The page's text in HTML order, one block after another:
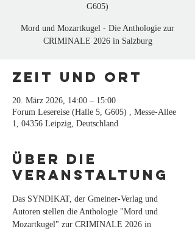
G605)
Mord und Mozartkugel - Die Anthologie zur
CRIMINALE 2026 in Salzburg
Zeit und Ort
20. März 2026, 14:00 – 15:00
Forum Lesereise (Halle 5, G605) , Messe-Allee
1, 04356 Leipzig, Deutschland
Über die
Veranstaltung
Das SYNDIKAT, der Gmeiner-Verlag und
Autoren stellen die Anthologie "Mord und
Mozartkugel" zur CRIMINALE 2026 in